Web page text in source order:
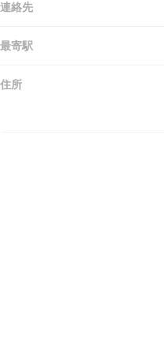
連絡先
最寄駅
住所